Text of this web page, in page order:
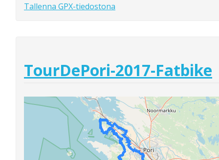
Tallenna GPX-tiedostona
TourDePori-2017-Fatbike